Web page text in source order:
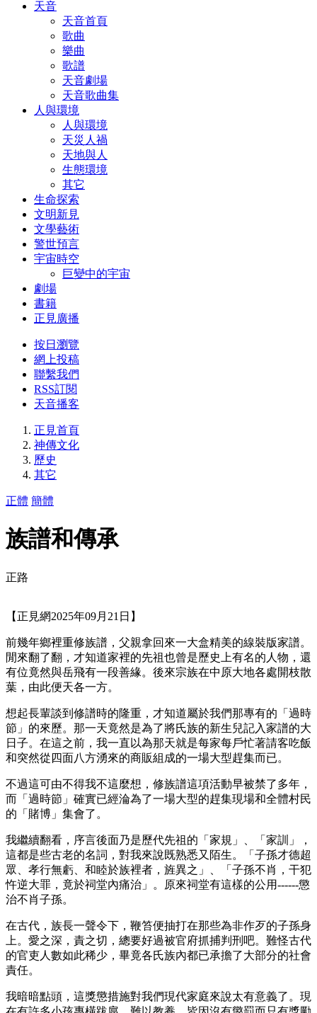
天音
天音首頁
歌曲
樂曲
歌譜
天音劇場
天音歌曲集
人與環境
人與環境
天災人禍
天地與人
生態環境
其它
生命探索
文明新見
文學藝術
警世預言
宇宙時空
巨變中的宇宙
劇場
書籍
正見廣播
按日瀏覽
網上投稿
聯繫我們
RSS訂閱
天音播客
正見首頁
神傳文化
歷史
其它
正體 簡體
族譜和傳承
正路
【正見網2025年09月21日】
前幾年鄉裡重修族譜，父親拿回來一大盒精美的線裝版家譜。
閒來翻了翻，才知道家裡的先祖也曾是歷史上有名的人物，還
有位竟然與岳飛有一段善緣。後來宗族在中原大地各處開枝散
葉，由此便天各一方。
想起長輩談到修譜時的隆重，才知道屬於我們那專有的「過時
節」的來歷。那一天竟然是為了將氏族的新生兒記入家譜的大
日子。在這之前，我一直以為那天就是每家每戶忙著請客吃飯
和突然從四面八方湧來的商販組成的一場大型趕集而已。
不過這可由不得我不這麼想，修族譜這項活動早被禁了多年，
而「過時節」確實已經淪為了一場大型的趕集現場和全體村民
的「賭博」集會了。
我繼續翻看，序言後面乃是歷代先祖的「家規」、「家訓」，
這都是些古老的名詞，對我來說既熟悉又陌生。「子孫才德超
眾、孝行無虧、和睦於族裡者，旌異之」、「子孫不肖，干犯
忤逆大罪，竟於祠堂內痛治」。原來祠堂有這樣的公用------懲
治不肖子孫。
在古代，族長一聲令下，鞭笞便抽打在那些為非作歹的子孫身
上。愛之深，責之切，總要好過被官府抓捕判刑吧。難怪古代
的官吏人數如此稀少，畢竟各氏族內都已承擔了大部分的社會
責任。
我暗暗點頭，這獎懲措施對我們現代家庭來說太有意義了。現